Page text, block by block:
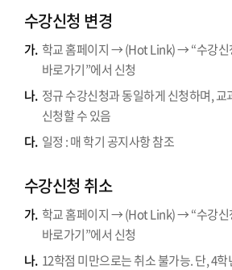
수강신청 변경
가. 학교 홈페이지 → (Hot Link) → “수강
바로가기”에서 신청
나. 정규 수강신청과 동일하게 신청하며, 교
신청할 수 있음
다. 일정 : 매 학기 공지사항 참조
수강신청 취소
가. 학교 홈페이지 → (Hot Link) → “수강
바로가기”에서 신청
나. 12학점 미만으로는 취소 불가능. 단, 4